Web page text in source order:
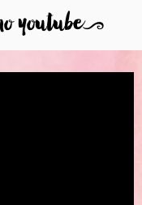
youtube9